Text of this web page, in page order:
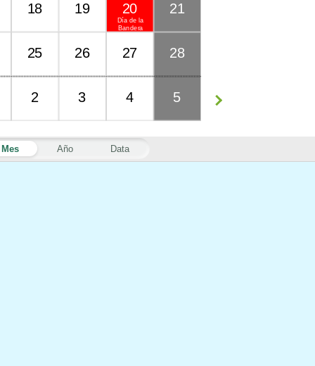
Mes Año Data
18 19
Día de la
Bandera
20 21
25 26 27 28
2 3 4 5